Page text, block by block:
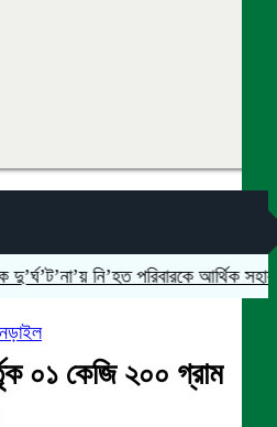
নি’হত পরিবারকে আর্থিক সহায়তা
নড়াইল
০১ কেজি ২০০ গ্রাম